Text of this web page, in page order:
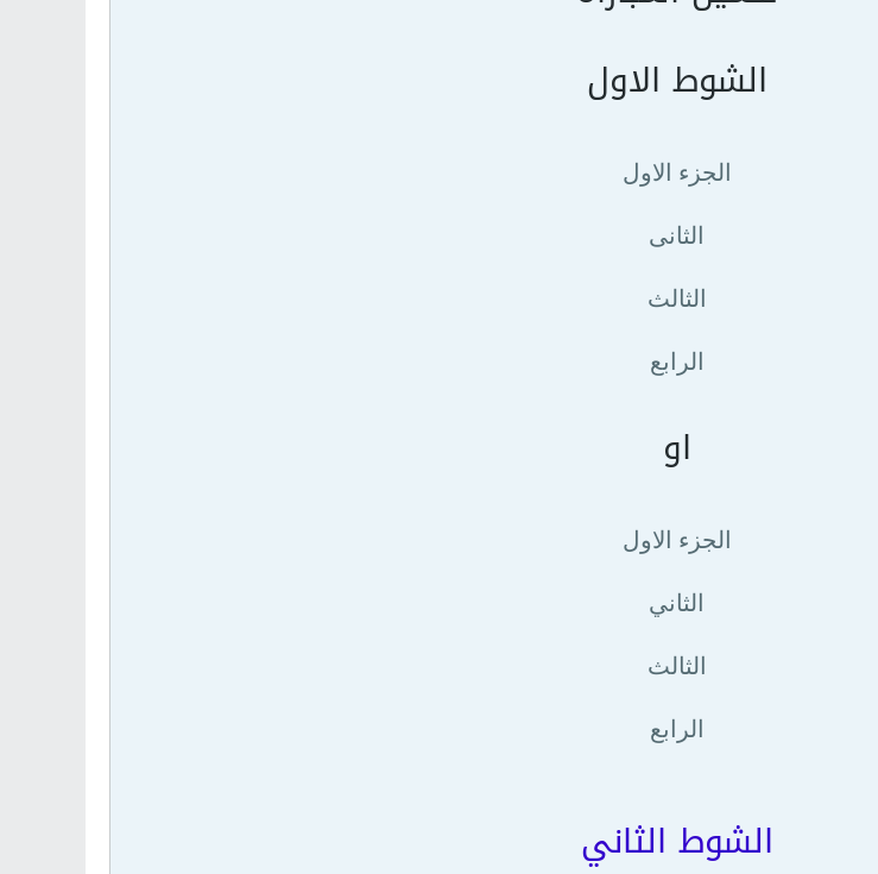
الشوط الاول
الجزء الاول
الثانى
الثالث
الرابع
او
الجزء الاول
الثاني
الثالث
الرابع
الشوط الثاني